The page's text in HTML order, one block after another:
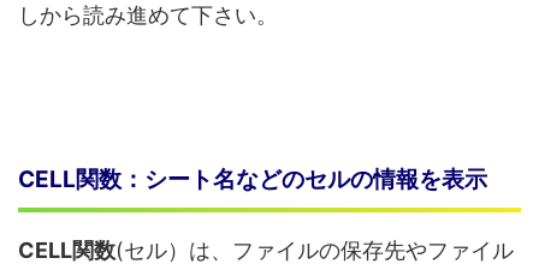
しから読み進めて下さい。
CELL関数：シート名などのセルの情報を表示
CELL関数(セル）は、ファイルの保存先やファイル